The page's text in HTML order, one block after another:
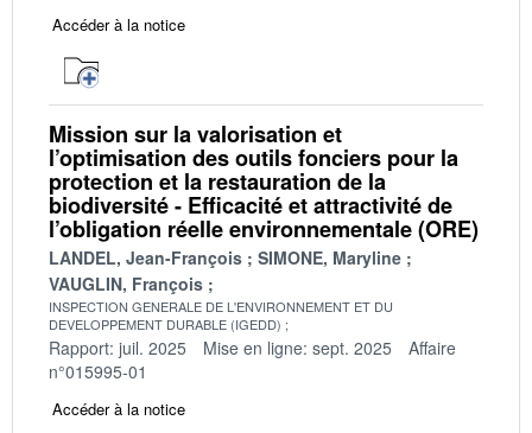
Accéder à la notice
Mission sur la valorisation et
l’optimisation des outils fonciers pour la
protection et la restauration de la
biodiversité - Efficacité et attractivité de
l’obligation réelle environnementale (ORE)
LANDEL, Jean-François
SIMONE, Maryline
VAUGLIN, François
INSPECTION GENERALE DE L'ENVIRONNEMENT ET DU
DEVELOPPEMENT DURABLE (IGEDD)
Rapport: juil. 2025 Mise en ligne: sept. 2025
Affaire
n°015995-01
Accéder à la notice